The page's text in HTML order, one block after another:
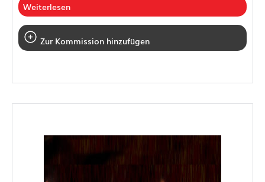
Weiterlesen
Zur Kommission hinzufügen